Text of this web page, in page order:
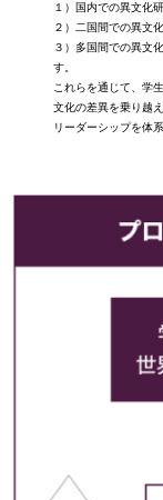
１）国内での異文化
２）二国間での異文
３）多国間での異文
す。
これらを通じて、学
文化の差異を乗り越え
リーダーシップを体